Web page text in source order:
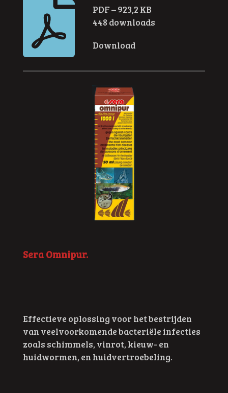
PDF – 923,2 KB
448 downloads
Download
Sera Omnipur.
Effectieve oplossing voor het bestrijden
van veelvoorkomende bacteriële infecties
zoals schimmels, vinrot, kieuw- en
huidwormen, en huidvertroebeling.